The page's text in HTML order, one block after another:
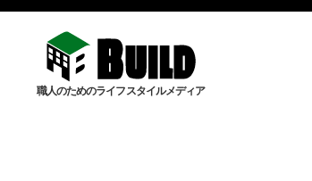
職人のためのライフスタイルメディア